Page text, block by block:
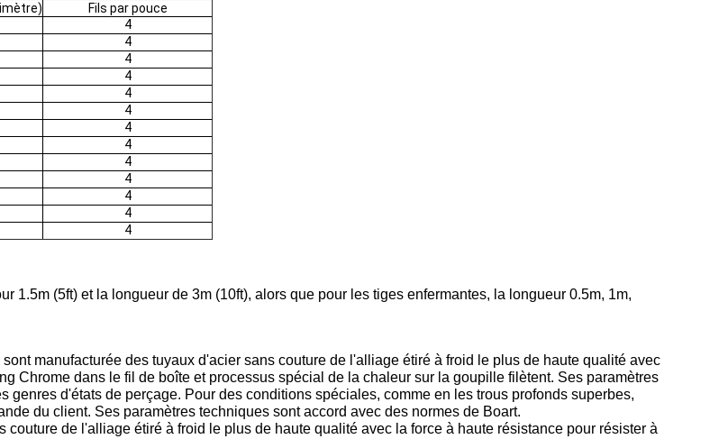
Fils par pouce
4
4
4
4
4
4
4
4
4
4
4
4
4
1.5m (5ft) et la longueur de 3m (10ft), alors que pour les tiges enfermantes, la longueur 0.5m, 1m,
manufacturée des tuyaux d'acier sans couture de l'alliage étiré à froid le plus de haute qualité avec
Chrome dans le fil de boîte et processus spécial de la chaleur sur la goupille filètent. Ses paramètres
d'états de perçage. Pour des conditions spéciales, comme en les trous profonds superbes,
du client. Ses paramètres techniques sont accord avec des normes de Boart.
de l'alliage étiré à froid le plus de haute qualité avec la force à haute résistance pour résister à